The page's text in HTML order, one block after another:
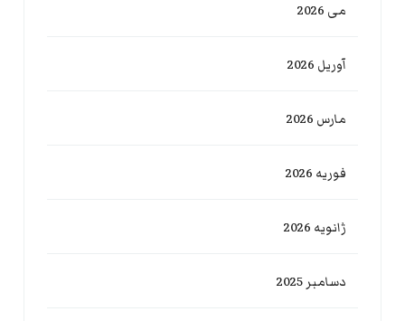
می 2026
آوریل 2026
مارس 2026
فوریه 2026
ژانویه 2026
دسامبر 2025